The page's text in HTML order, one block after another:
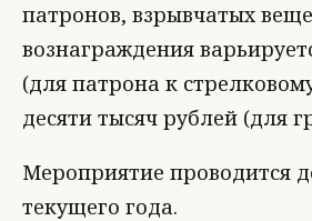
патронов, взрывчатых
вознаграждения
(для патрона к
десяти тысяч рублей (для
Мероприятие проводится
текущего года.